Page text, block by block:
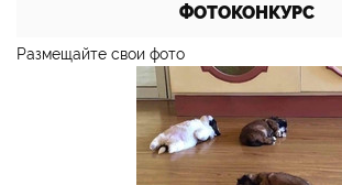
ФОТОКОНКУРС
Размещайте свои фото